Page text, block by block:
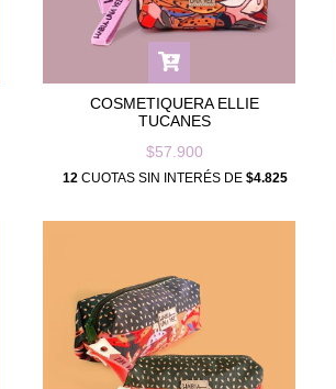
COSMETIQUERA ELLIE
TUCANES
$57.900
12CUOTAS SIN INTERÉS DE $4.825